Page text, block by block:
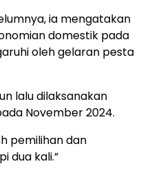
ia mengatakan
domestik pada
oleh gelaran pesta
lalu dilaksanakan
November 2024.
pemilihan dan
dua kali.”